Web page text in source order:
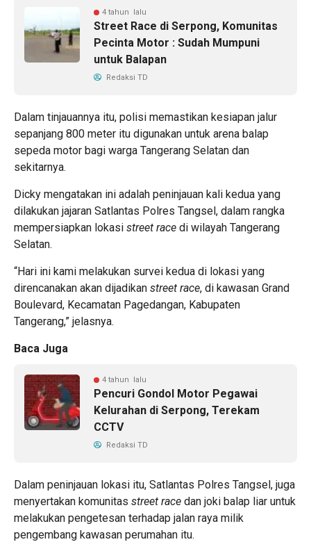
4 tahun lalu
Street Race di Serpong, Komunitas
Pecinta Motor : Sudah Mumpuni
untuk Balapan
Redaksi TD
Dalam tinjauannya itu, polisi memastikan kesiapan jalur
sepanjang 800 meter itu digunakan untuk arena balap
sepeda motor bagi warga Tangerang Selatan dan
sekitarnya.
Dicky mengatakan ini adalah peninjauan kali kedua yang
dilakukan jajaran Satlantas Polres Tangsel, dalam rangka
mempersiapkan lokasi street race di wilayah Tangerang
Selatan.
“Hari ini kami melakukan survei kedua di lokasi yang
direncanakan akan dijadikan street race, di kawasan Grand
Boulevard, Kecamatan Pagedangan, Kabupaten
Tangerang,” jelasnya.
Baca Juga
4 tahun lalu
Pencuri Gondol Motor Pegawai
Kelurahan di Serpong, Terekam
CCTV
Redaksi TD
Dalam peninjauan lokasi itu, Satlantas Polres Tangsel, juga
menyertakan komunitas street race dan joki balap liar untuk
melakukan pengetesan terhadap jalan raya milik
pengembang kawasan perumahan itu.